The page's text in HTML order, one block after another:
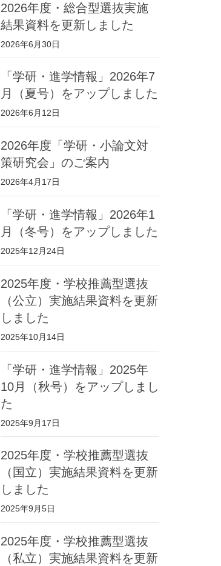
2026年度・総合型選抜実施
結果資料を更新しました
2026年6月30日
「学研・進学情報」2026年7
月（夏号）をアップしました
2026年6月12日
2026年度「学研・小論文対
策研究会」のご案内
2026年4月17日
「学研・進学情報」2026年1
月（冬号）をアップしました
2025年12月24日
2025年度・学校推薦型選抜
（公立）実施結果資料を更新
しました
2025年10月14日
「学研・進学情報」2025年
10月（秋号）をアップしまし
た
2025年9月17日
2025年度・学校推薦型選抜
（国立）実施結果資料を更新
しました
2025年9月5日
2025年度・学校推薦型選抜
（私立）実施結果資料を更新